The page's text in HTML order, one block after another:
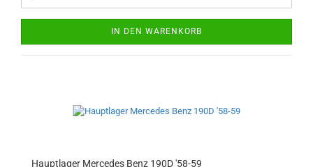
IN DEN WARENKORB
Hauptlager Mercedes Benz 190D '58-59